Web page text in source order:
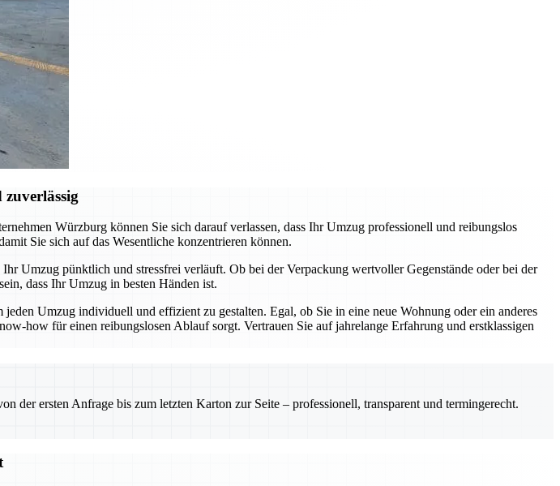
Würzburg können Sie sich darauf verlassen, dass Ihr Umzug professionell und reibungslos
Sie sich auf das Wesentliche konzentrieren können.
Umzug pünktlich und stressfrei verläuft. Ob bei der Verpackung wertvoller Gegenstände oder bei der
dass Ihr Umzug in besten Händen ist.
Umzug individuell und effizient zu gestalten. Egal, ob Sie in eine neue Wohnung oder ein anderes
how für einen reibungslosen Ablauf sorgt. Vertrauen Sie auf jahrelange Erfahrung und erstklassigen
der ersten Anfrage bis zum letzten Karton zur Seite – professionell, transparent und termingerecht.